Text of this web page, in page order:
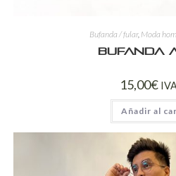
Bufanda / fular, Moda
Bufanda
15,00€
Añadir al